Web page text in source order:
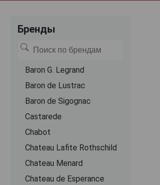
Бренды
Baron G. Legrand
Baron de Lustrac
Baron de Sigognac
Castarede
Chabot
Chateau Lafite Rothschild
Chateau Menard
Chateau de Esperance